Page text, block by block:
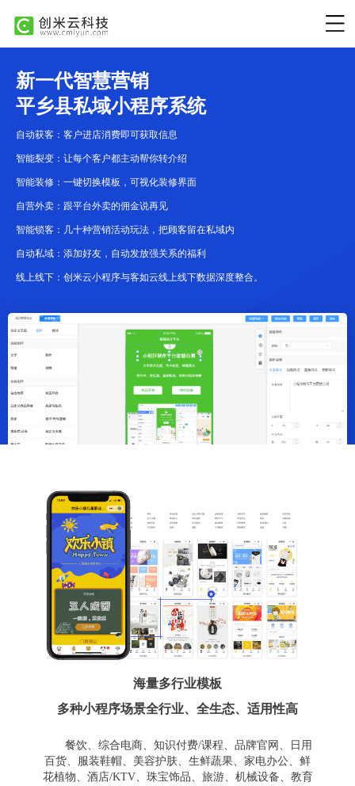
新一代智慧营销
平乡县私域小程序系统
自动获客：客户进店消费即可获取信息
智能裂变：让每个客户都主动帮你转介绍
智能装修：一键切换模板，可视化装修界面
自营外卖：跟平台外卖的佣金说再见
智能锁客：几十种营销活动玩法，把顾客留在私域内
自动私域：添加好友，自动发放强关系的福利
线上线下：创米云小程序与客如云线上线下数据深度整合。
海量多行业模板
多种小程序场景全行业、全生态、适用性高
餐饮、综合电商、知识付费/课程、品牌官网、日用
百货、服装鞋帽、美容护肤、生鲜蔬果、家电办公、鲜
花植物、酒店/KTV、珠宝饰品、旅游、机械设备、教育